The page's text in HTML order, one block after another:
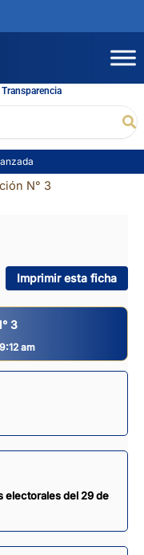
Transparencia
N° 3
Imprimir esta ficha
3
am
electorales del 29 de